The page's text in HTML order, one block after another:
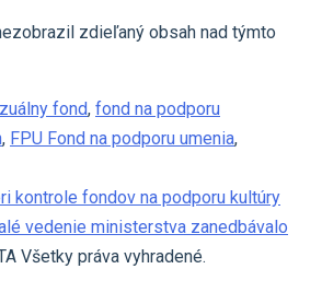
zdieľaný obsah nad týmto
fond, fond na podporu
, FPU Fond na podporu umenia,
kontrole fondov na podporu kultúry
vedenie ministerstva zanedbávalo
Všetky práva vyhradené.